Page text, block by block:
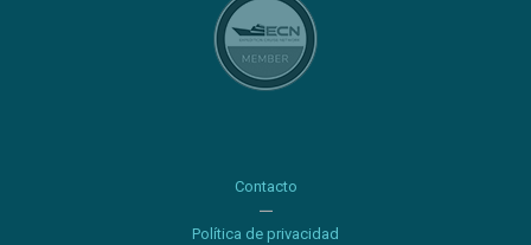
Contacto
Política de privacidad